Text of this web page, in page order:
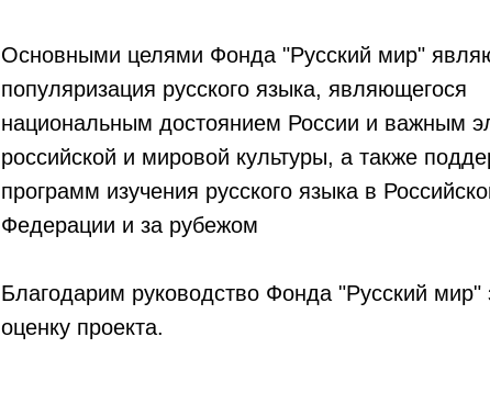
Основными целями Фонда "Русский мир"
популяризация русского языка, являющегося
национальным достоянием России и важным
российской и мировой культуры, а также
программ изучения русского языка в
Федерации и за рубежом
Благодарим руководство Фонда "Русский мир"
оценку проекта.